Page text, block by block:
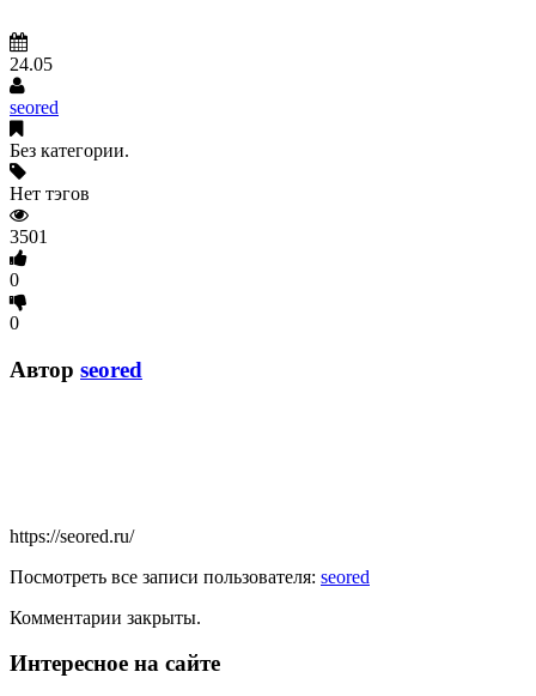
24.05
seored
Без категории.
Нет тэгов
3501
0
0
Автор seored
https://seored.ru/
Посмотреть все записи пользователя: seored
Комментарии закрыты.
Интересное на сайте